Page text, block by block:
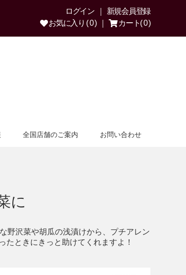
新規会員登録
ログイン
カート( 0 )
お気に入り ( 0 )
全国店舗のご案内 お問い合わせ
に
野沢菜や胡瓜の浅漬けから、プチアレン
ときにきっと助けてくれますよ！